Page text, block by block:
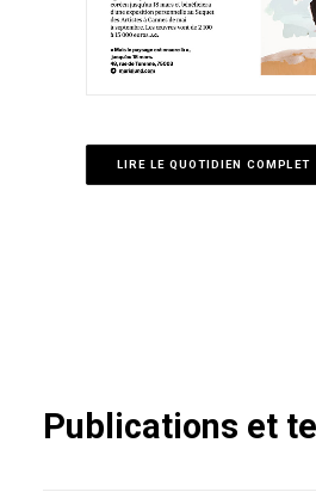
LIRE LE QUOTIDIEN COMPLET
Publications et